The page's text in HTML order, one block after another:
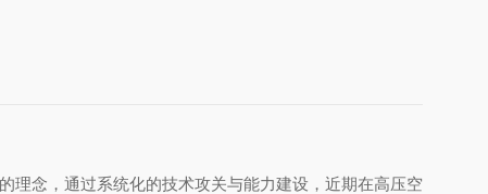
理念，通过系统化的技术攻关与能力建设，近期在高压空